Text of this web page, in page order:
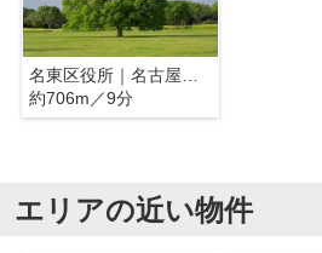
名東区役所｜名古屋市名東区
約706m／9分
エリアの近い物件